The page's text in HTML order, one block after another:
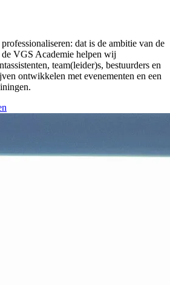
dat is de ambitie van de
VGS Academie helpen wij
team(leider)s, bestuurders en
ontwikkelen met evenementen en een